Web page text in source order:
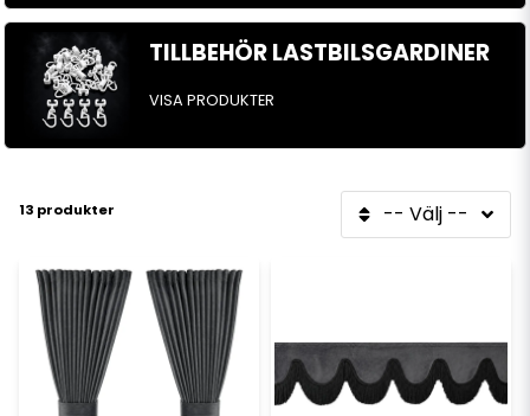
TILLBEHÖR LASTBILSGARDINER
VISA PRODUKTER
13 produkter -- Välj --